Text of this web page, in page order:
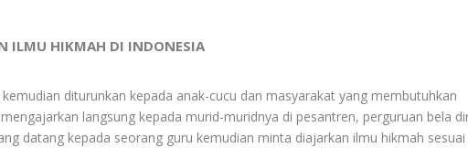
ILMU HIKMAH DI INDONESIA
diturunkan kepada anak-cucu dan masyarakat yang membutuhkan
langsung kepada murid-muridnya di pesantren, perguruan bela
datang kepada seorang guru kemudian minta diajarkan ilmu hikmah sesuai